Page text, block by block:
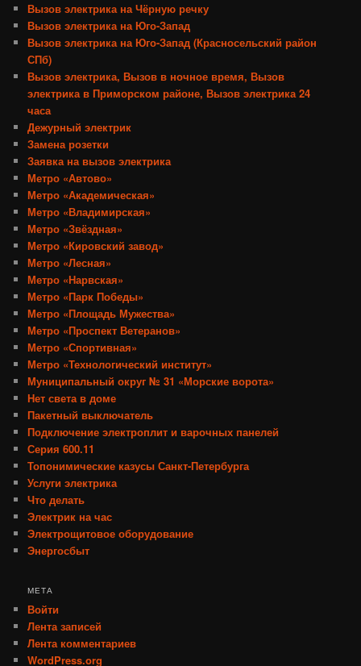
Вызов электрика на Чёрную речку
Вызов электрика на Юго-Запад
Вызов электрика на Юго-Запад (Красносельский район
СПб)
Вызов электрика, Вызов в ночное время, Вызов
электрика в Приморском районе, Вызов электрика 24
часа
Дежурный электрик
Замена розетки
Заявка на вызов электрика
Метро «Автово»
Метро «Академическая»
Метро «Владимирская»
Метро «Звёздная»
Метро «Кировский завод»
Метро «Лесная»
Метро «Нарвская»
Метро «Парк Победы»
Метро «Площадь Мужества»
Метро «Проспект Ветеранов»
Метро «Спортивная»
Метро «Технологический институт»
Муниципальный округ № 31 «Морские ворота»
Нет света в доме
Пакетный выключатель
Подключение электроплит и варочных панелей
Серия 600.11
Топонимические казусы Санкт-Петербурга
Услуги электрика
Что делать
Электрик на час
Электрощитовое оборудование
Энергосбыт
МЕТА
Войти
Лента записей
Лента комментариев
WordPress.org